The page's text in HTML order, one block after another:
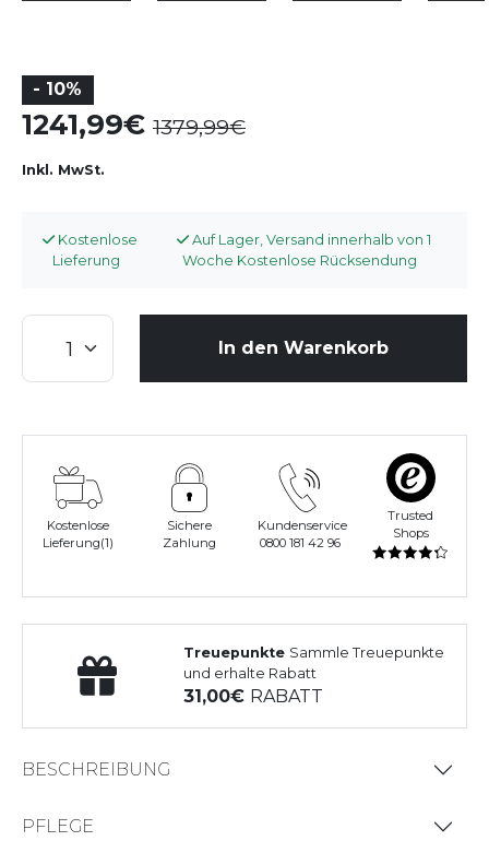
- 10%
1241,99 1379,99
Inkl. MwSt.
Kostenlose
Lieferung
Auf Lager, Versand innerhalb von 1
Woche Kostenlose Rücksendung
In den Warenkorb
Kostenlose
Lieferung(1)
Sichere
Zahlung
Kundenservice
0800 181 42 96
Trusted
Shops
Treuepunkte Sammle Treuepunkte
und erhalte Rabatt
31,00 RABATT
BESCHREIBUNG
PFLEGE